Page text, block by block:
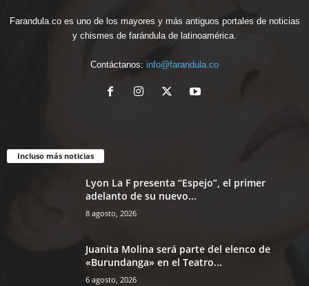
Farandula.co es uno de los mayores y más antiguos portales de noticias
y chismes de farándula de latinoamérica.
Contáctanos: info@farandula.co
Incluso más noticias
Lyon La F presenta “Espejo”, el primer
adelanto de su nuevo...
8 agosto, 2026
Juanita Molina será parte del elenco de
«Burundanga» en el Teatro...
6 agosto, 2026